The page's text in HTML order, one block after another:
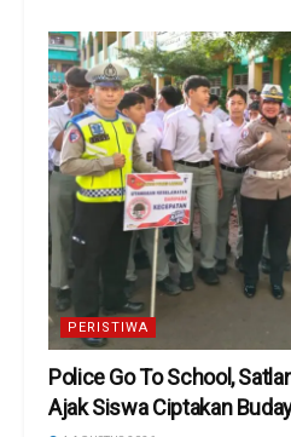
PERISTIWA
Police Go To School,
Ajak Siswa Ciptakan